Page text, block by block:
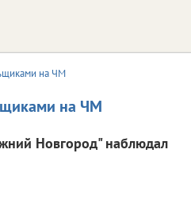
на ЧМ
на ЧМ
Новгород" наблюдал